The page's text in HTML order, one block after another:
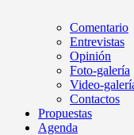
Comentario
Entrevistas
Opinión
Foto-galería
Video-
Contactos
Propuestas
Agenda